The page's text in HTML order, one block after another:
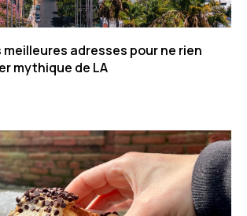
meilleures adresses pour ne rien
mythique de LA